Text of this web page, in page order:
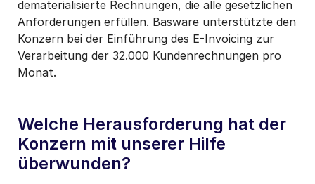
dematerialisierte Rechnungen, die alle gesetzlichen
Anforderungen erfüllen. Basware unterstützte den
Konzern bei der Einführung des E-Invoicing zur
Verarbeitung der 32.000 Kundenrechnungen pro
Monat.
Welche Herausforderung hat der
Konzern mit unserer Hilfe
überwunden?